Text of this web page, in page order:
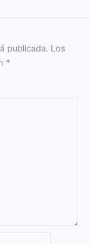
publicada. Los
*